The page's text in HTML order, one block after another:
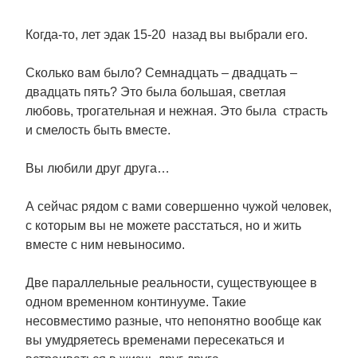
Когда-то, лет эдак 15-20 назад вы выбрали его.
Сколько вам было? Семнадцать – двадцать –
двадцать пять? Это была большая, светлая
любовь, трогательная и нежная. Это была страсть
и смелость быть вместе.
Вы любили друг друга…
А сейчас рядом с вами совершенно чужой человек,
с которым вы не можете расстаться, но и жить
вместе с ним невыносимо.
Две параллельные реальности, существующее в
одном временном континууме. Такие
несовместимо разные, что непонятно вообще как
вы умудряетесь временами пересекаться и